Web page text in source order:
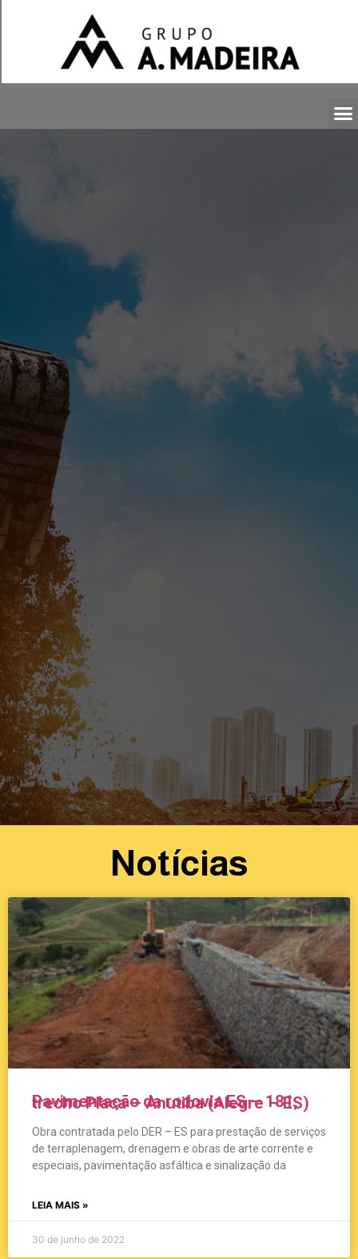
Notícias
Pavimentação da rodovia ES – 181, trecho Placa – Anutiba (Alegre – ES)
Obra contratada pelo DER – ES para prestação de serviços
de terraplenagem, drenagem e obras de arte corrente e
especiais, pavimentação asfáltica e sinalização da
LEIA MAIS »
30 de junho de 2022